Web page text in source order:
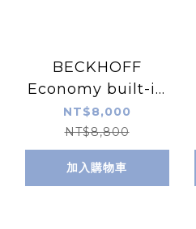
BECKHOFF
Economy built-in
Control Panel
CP6907-0000-
0000
NT$8,000
NT$8,800
加入購物車